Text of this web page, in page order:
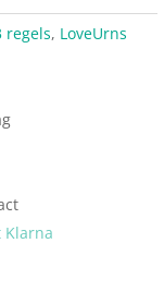
regels, LoveUrns